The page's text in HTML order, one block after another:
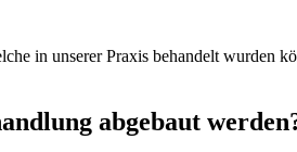
in unserer Praxis behandelt wurden
abgebaut